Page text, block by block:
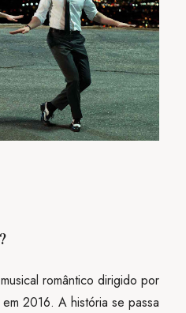
romântico dirigido por
2016. A história se passa